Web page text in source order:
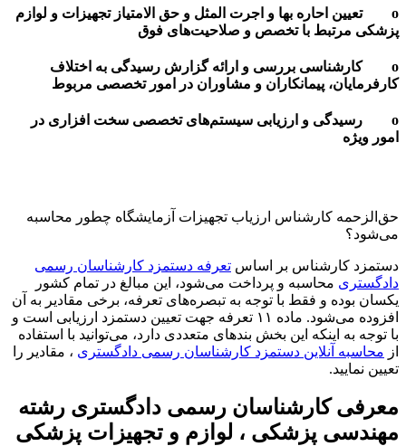
o تعیین احاره بها و اجرت المثل و حق الامتیاز تجهیزات و لوازم
پزشکی مرتبط با تخصص و صلاحیت‌های فوق
o کارشناسی بررسی و ارائه گزارش رسیدگی به اختلاف
کارفرمایان، پیمانکاران و مشاوران در امور تخصصی مربوط
o رسیدگی و ارزیابی سیستم‌‌های تخصصی سخت افزاری در
امور ویژه
حق‌الزحمه کارشناس ارزیاب تجهیزات آزمایشگاه چطور محاسبه
می‌شود؟
دستمزد کارشناس بر اساس تعرفه دستمزد کارشناسان رسمی
دادگستری محاسبه و پرداخت می‌شود، این مبالغ در تمام کشور
یکسان بوده و فقط با توجه به تبصره‌های تعرفه، برخی مقادیر به آن
افزوده می‌شود. ماده ۱۱ تعرفه جهت تعیین دستمزد ارزیابی است و
با توجه به اینکه این بخش بندهای متعددی دارد، می‌توانید با استفاده
از محاسبه آنلاین دستمزد کارشناسان رسمی دادگستری ، مقادیر را
تعیین نمایید.
معرفی کارشناسان رسمی دادگستری رشته
مهندسی پزشکی ، لوازم و تجهیزات پزشکی